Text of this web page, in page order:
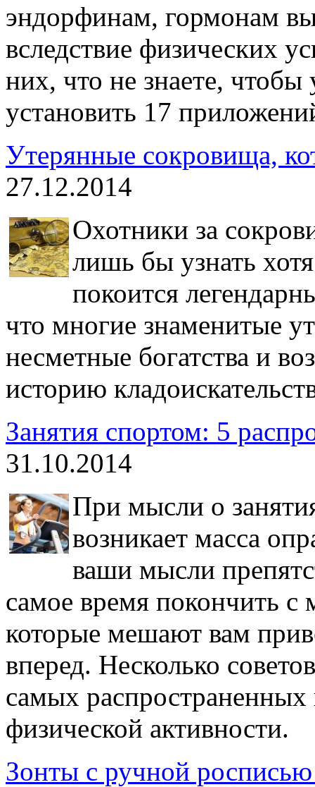
эндорфинам, гормонам
вследствие физических
них, что не знаете,
установить 17
Утерянные сокровища,
27.12.2014
Охотники за
лишь бы узнать
покоится
что многие знаменитые
несметные богатства и
историю
Занятия спортом: 5
31.10.2014
При мысли о
возникает масса
ваши мысли
самое время покончить
которые мешают вам
вперед. Несколько
самых распространенных
физической активности.
Зонты с ручной